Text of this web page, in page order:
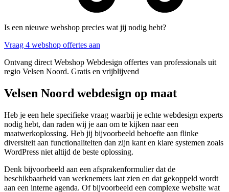
Is een nieuwe webshop precies wat jij nodig hebt?
Vraag 4 webshop offertes aan
Ontvang direct Webshop Webdesign offertes van professionals uit
regio Velsen Noord. Gratis en vrijblijvend
Velsen Noord webdesign op maat
Heb je een hele specifieke vraag waarbij je echte webdesign experts
nodig hebt, dan raden wij je aan om te kijken naar een
maatwerkoplossing. Heb jij bijvoorbeeld behoefte aan flinke
diversiteit aan functionaliteiten dan zijn kant en klare systemen zoals
WordPress niet altijd de beste oplossing.
Denk bijvoorbeeld aan een afsprakenformulier dat de
beschikbaarheid van werknemers laat zien en dat gekoppeld wordt
aan een interne agenda. Of bijvoorbeeld een complexe website wat